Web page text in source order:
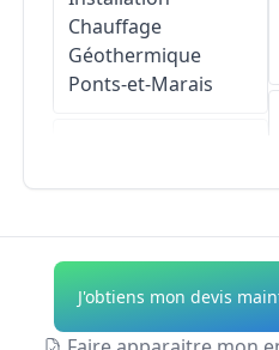
Chauffage
Géothermique
Ponts-et-Marais
Mers-les-Bains
Installation
Chauffage
J'obtiens mon devis